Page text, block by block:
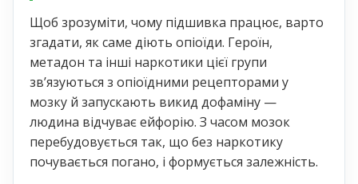
Щоб зрозуміти, чому підшивка працює, варто
згадати, як саме діють опіоїди. Героїн,
метадон та інші наркотики цієї групи
звʼязуються з опіоїдними рецепторами у
мозку й запускають викид дофаміну —
людина відчуває ейфорію. З часом мозок
перебудовується так, що без наркотику
почувається погано, і формується залежність.